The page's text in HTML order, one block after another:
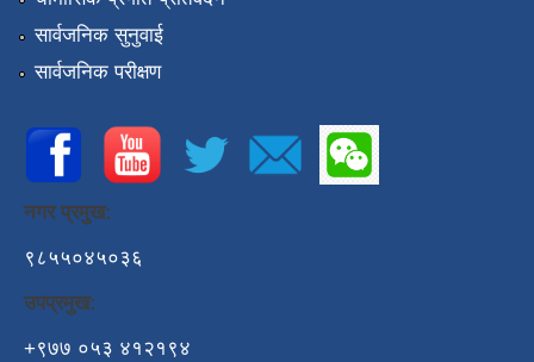
सार्वजनिक सुनुवाई
सार्वजनिक परीक्षण
नगर प्रमुख:
९८५५०४५०३६
उपप्रमुख:
+९७७ ०५३ ४१२१९४